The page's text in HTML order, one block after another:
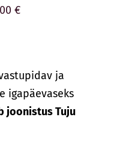
€
ja
igapäevaseks
joonistus Tuju